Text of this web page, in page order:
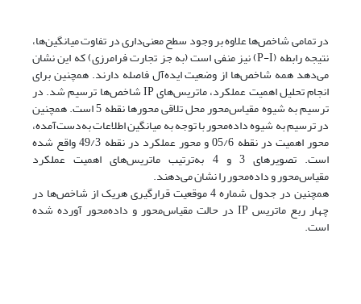
در تمامی شاخص‌ها علاوه بر وجود سطح معنی‌داری در تفاوت میانگین‌ها،
نتیجه رابطه (P-I) نیز منفی است (به جز تجارت فرامرزی) که این نشان
می‌دهد همه شاخص‌ها از وضعیت ایده‌آل فاصله دارند. همچنین برای
انجام تحلیل اهمیت عملکرد، ماتریس‌های IP شاخص‌ها ترسیم شد. در
ترسیم به شیوه مقیاس‌محور محل تلاقی محور‌ها نقطه 5 است. همچنین
در ترسیم به شیوه داده‌محور با توجه به میانگین اطلاعات به‌دست‌آمده،
محور اهمیت در نقطه 05/6 و محور عملکرد در نقطه 49/3 واقع شده
است. تصویرهای 3 و 4 به‌ترتیب ماتریس‌های اهمیت عملکرد
مقیاس‌محور و داده‌محور را نشان می‌دهند.
همچنین در جدول شماره 4 موقعیت قرارگیری هریک از شاخص‌ها در
چهار ربع ماتریس IP در حالت مقیاس‌محور و داده‌محور آورده شده
است.